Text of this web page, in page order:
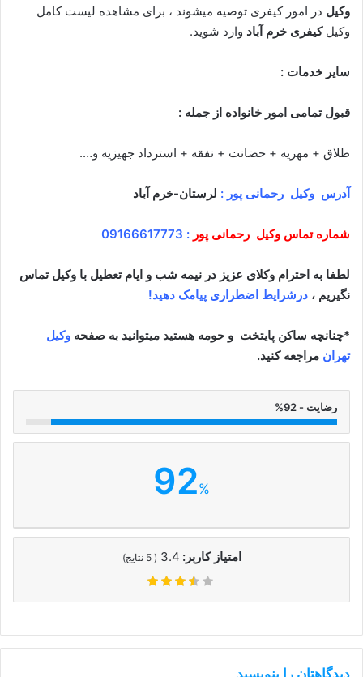
وکیل در امور کیفری توصیه میشوند ، برای مشاهده لیست کامل
وکیلکیفری خرم آباد وارد شوید.
سایر خدمات :
قبول تمامی امور خانواده از جمله :
طلاق + مهریه + حضانت + نفقه + استرداد جهیزیه و….
آدرس وکیل رحمانی پور : لرستان-خرم آباد
شماره تماس وکیل رحمانی پور :
09166617773
لطفا به احترام وکلای عزیز در نیمه شب و ایام تعطیل با وکیل تماس
نگیریم ، درشرایط اضطراری پیامک دهید!
*چنانچه ساکن پایتخت و حومه هستید میتوانید به صفحه وکیل
تهران مراجعه کنید.
رضایت - 92%
92%
امتیاز کاربر:3.4
(
5 نتایج)